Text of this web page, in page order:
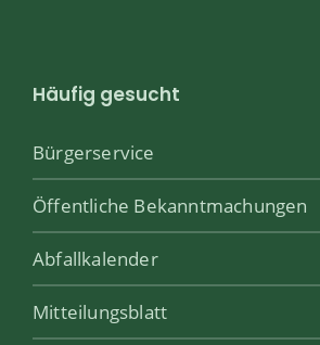
Häufig gesucht
Bürgerservice
Öffentliche Bekanntmachungen
Abfallkalender
Mitteilungsblatt